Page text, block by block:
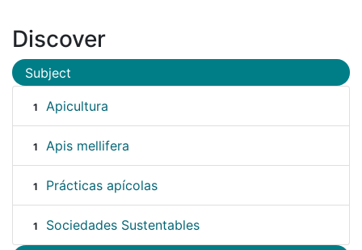
Discover
Subject
1 Apicultura
1 Apis mellifera
1 Prácticas apícolas
1 Sociedades Sustentables